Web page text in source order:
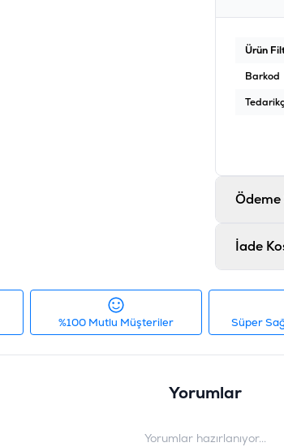
Ürün
Barkod
Ödeme
İade
%100 Mutlu Müşteriler Süper
Yorumlar
Yorumlar hazırlanıyor...